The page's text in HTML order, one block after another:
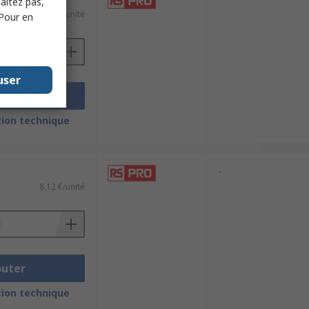
55,80 €/unité
technique
8,12 €/unité
technique
-
en